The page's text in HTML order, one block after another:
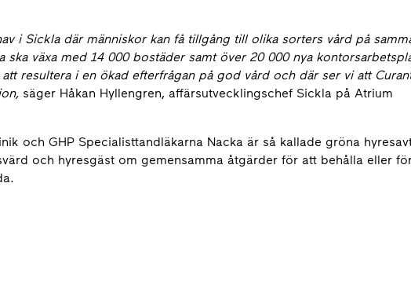
i Sickla där människor kan få tillgång till olika sorters vård på
ska växa med 14 000 bostäder samt över 20 000 nya
resultera i en ökad efterfrågan på god vård och där ser vi att
säger Håkan Hyllengren, affärsutvecklingschef Sickla på Atrium
och GHP Specialisttandläkarna Nacka är så kallade gröna
och hyresgäst om gemensamma åtgärder för att behålla eller